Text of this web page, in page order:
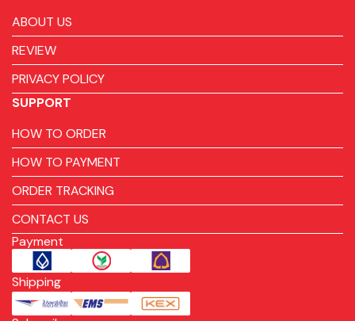
ABOUT US
REVIEW
PRIVACY POLICY
SUPPORT
HOW TO ORDER
HOW TO PAYMENT
ORDER TRACKING
CONTACT US
Payment
Shipping